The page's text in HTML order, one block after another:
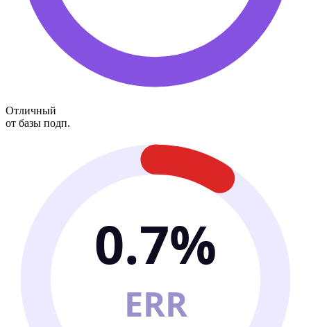
Отличный
от базы подп.
0.7%
ERR